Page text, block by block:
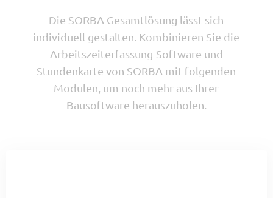
Die SORBA Gesamtlösung lässt sich
individuell gestalten. Kombinieren Sie die
Arbeitszeiterfassung-Software und
Stundenkarte von SORBA mit folgenden
Modulen, um noch mehr aus Ihrer
Bausoftware herauszuholen.